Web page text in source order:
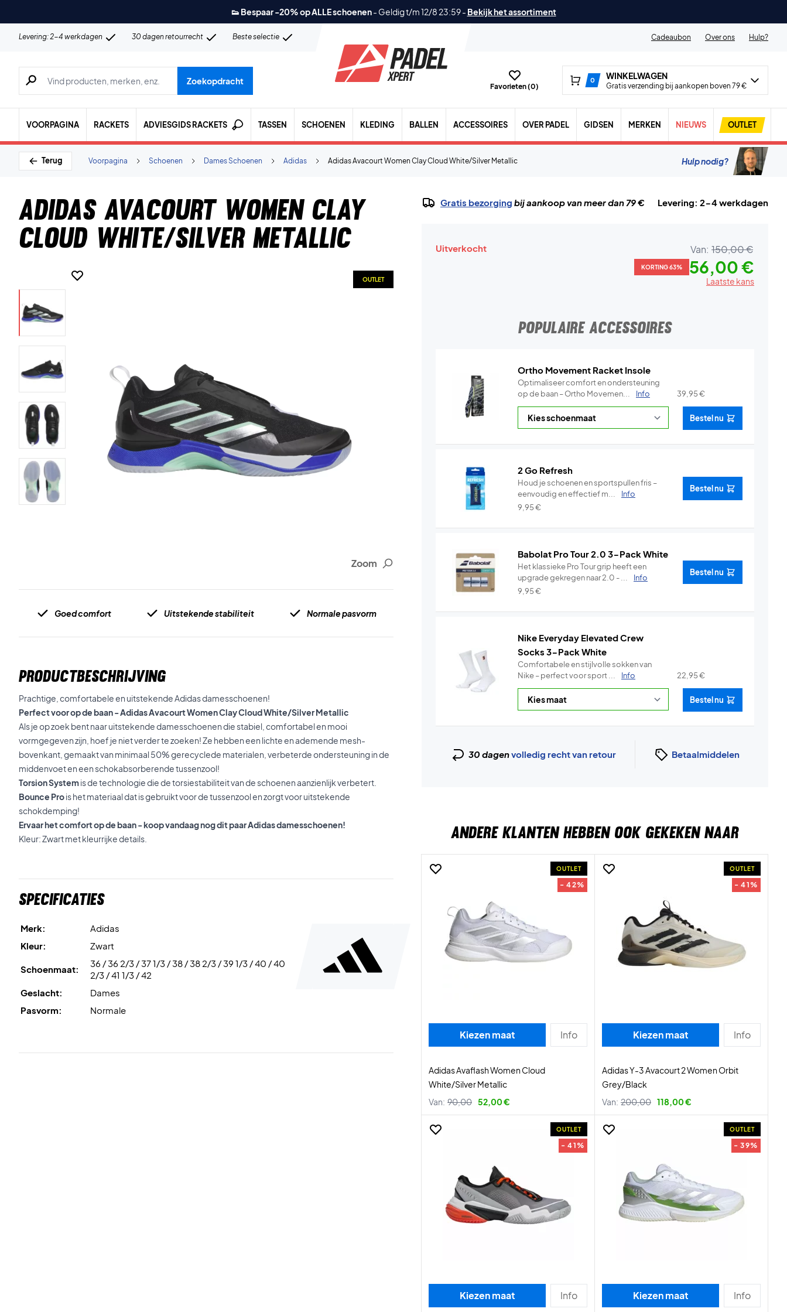
👟 Bespaar -20% op ALLE schoenen- Geldig t/m 12/8 23:59- Bekijk het assortiment
Levering: 2-4 werkdagen 30 dagen retourrecht Beste selectie Cadeaubon Over ons Hulp?
Zoeken naar producten, merken etc.
Zoekopdracht
Favorieten (0)
0 WINKELWAGEN
Gratis verzending bij aankopen boven 79 €
VOORPAGINA RACKETS ADVIESGIDS RACKETS TASSEN SCHOENEN KLEDING BALLEN ACCESSOIRES OVER PADEL GIDSEN MERKEN NIEUWS OUTLET
Terug Adidas Avacourt Women Clay Cloud White/Silver Metallic
Adidas
Dames Schoenen
Schoenen
Voorpagina Hulp nodig?
Adidas Avacourt Women Clay
Cloud White/Silver Metallic
Zoom
OUTLET
Goed comfort Uitstekende stabiliteit Normale pasvorm
PRODUCTBESCHRIJVING
Prachtige, comfortabele en uitstekende Adidas damesschoenen!
Perfect voor op de baan - Adidas Avacourt Women Clay Cloud White/Silver Metallic
Als je op zoek bent naar uitstekende damesschoenen die stabiel, comfortabel en mooi
vormgegeven zijn, hoef je niet verder te zoeken! Ze hebben een lichte en ademende mesh-
bovenkant, gemaakt van minimaal 50% gerecyclede materialen, verbeterde ondersteuning in de
middenvoet en een schokabsorberende tussenzool!
Torsion Systemis de technologie die de torsiestabiliteit van de schoenen aanzienlijk verbetert.
Bounce Prois het materiaal dat is gebruikt voor de tussenzool en zorgt voor uitstekende
schokdemping!
Ervaar het comfort op de baan - koop vandaag nog dit paar Adidas damesschoenen!
Kleur: Zwart met kleurrijke details.
Specificaties
Merk:
Adidas
Kleur:
Zwart
Schoenmaat:
36 / 36 2/3 / 37 1/3 / 38 / 38 2/3 / 39 1/3 / 40 / 40
2/3 / 41 1/3 / 42
Geslacht:
Dames
Pasvorm:
Normale
Gratis bezorging bij aankoop van meer dan 79 € Levering: 2-4 werkdagen
Uitverkocht Van: 150,00 €
KORTING 63% 56,00 €
Laatste kans
POPULAIRE ACCESSOIRES
Ortho Movement Racket Insole
Optimaliseer comfort en ondersteuning
op de baan – Ortho Movemen...
Info 39,95€
Bestel nu
2 Go Refresh
Houd je schoenen en sportspullen fris –
eenvoudig en effectief m...
Info
9,95€
Bestel nu
Babolat Pro Tour 2.0 3-Pack White
Het klassieke Pro Tour grip heeft een
upgrade gekregen naar 2.0 - ...
Info
9,95€
Bestel nu
Nike Everyday Elevated Crew
Socks 3-Pack White
Comfortabele en stijlvolle sokken van
Nike – perfect voor sport ...
Info 22,95€
Bestel nu
30 dagenvolledig recht van retour Betaalmiddelen
ANDERE KLANTEN HEBBEN OOK GEKEKEN NAAR
OUTLET
- 42%
Kiezen maat Info
Adidas Avaflash Women Cloud
White/Silver Metallic
Van: 90,00 52,00 €
OUTLET
- 41%
Kiezen maat Info
Adidas Y-3 Avacourt 2 Women Orbit
Grey/Black
Van: 200,00 118,00 €
OUTLET
- 41%
Kiezen maat Info
OUTLET
- 39%
Kiezen maat Info